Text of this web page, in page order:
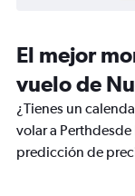
El mejor
vuelo de
¿Tienes un
volar a
predicción de